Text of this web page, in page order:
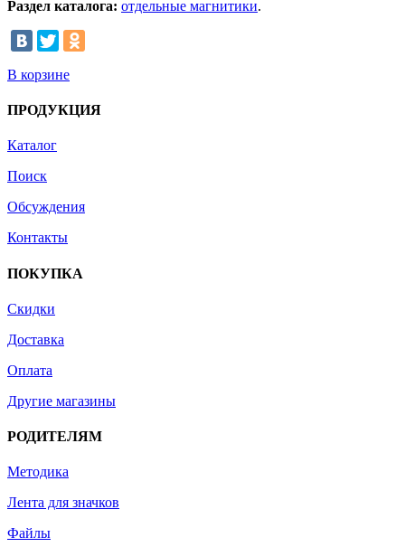
Раздел каталога: отдельные магнитики.
В корзине
ПРОДУКЦИЯ
Каталог
Поиск
Обсуждения
Контакты
ПОКУПКА
Скидки
Доставка
Оплата
Другие магазины
РОДИТЕЛЯМ
Методика
Лента для значков
Файлы